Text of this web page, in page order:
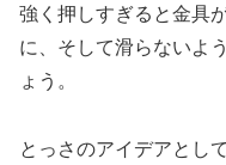
強く押しすぎると金具
に、そして滑らないよ
ょう。
とっさのアイデアとし